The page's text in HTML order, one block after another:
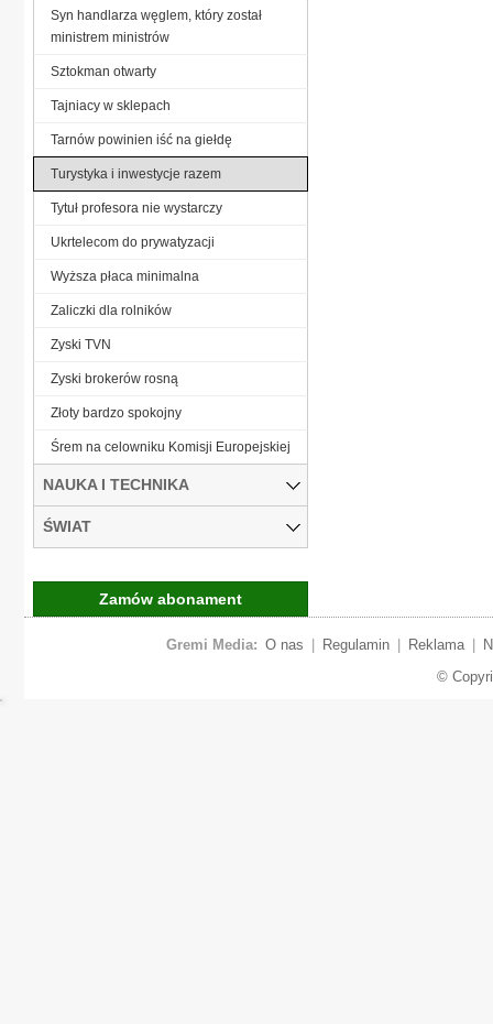
Syn handlarza węglem, który został
ministrem ministrów
Sztokman otwarty
Tajniacy w sklepach
Tarnów powinien iść na giełdę
Turystyka i inwestycje razem
Tytuł profesora nie wystarczy
Ukrtelecom do prywatyzacji
Wyższa płaca minimalna
Zaliczki dla rolników
Zyski TVN
Zyski brokerów rosną
Złoty bardzo spokojny
Śrem na celowniku Komisji Europejskiej
NAUKA I TECHNIKA
ŚWIAT
Zamów abonament
Gremi Media: O nas Regulamin Reklama
©